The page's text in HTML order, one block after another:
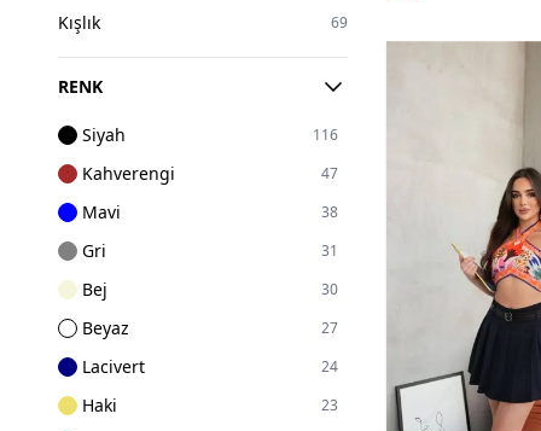
Kışlık 69
RENK
Siyah 116
Kahverengi 47
Mavi 38
Gri 31
Bej 30
Beyaz 27
Lacivert 24
Haki 23